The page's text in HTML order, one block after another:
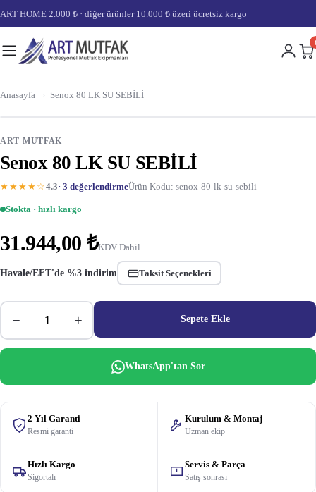
ART HOME 2.000 ₺ · diğer ürünler 10.000 ₺ üzeri ücretsiz kargo
Anasayfa › Senox 80 LK SU SEBİLİ
ART MUTFAK
Senox 80 LK SU SEBİLİ
★★★★☆4.3· 3 değerlendirmeÜrün Kodu: senox-80-lk-su-sebili
Stokta · hızlı kargo
31.944,00 ₺KDV Dahil
Havale/EFT'de %3 indirim Taksit Seçenekleri
− + Sepete Ekle
WhatsApp'tan Sor
2 Yıl Garanti
Resmi garanti
Kurulum & Montaj
Uzman ekip
Hızlı Kargo
Sigortalı
Servis & Parça
Satış sonrası